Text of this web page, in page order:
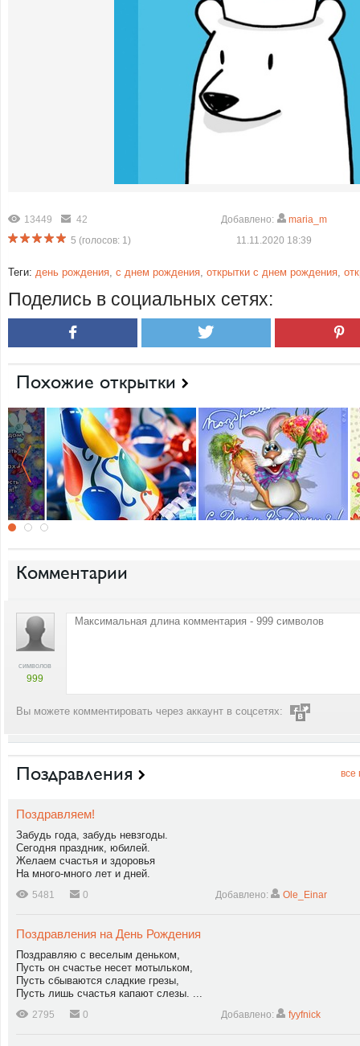
13449
42
5 (голосов: 1)
Добавлено:
maria_m
11.11.2020 18:39
Теги: день рождения, с днем рождения, открытки с днем рождения,
Поделись в социальных сетях:
Похожие открытки
Комментарии
символов
999
Вы можете комментировать через аккаунт в соцсетях:
Поздравления все
Поздравляем!
Забудь года, забудь невзгоды.
Сегодня праздник, юбилей.
Желаем счастья и здоровья
На много-много лет и дней.
5481 0 Добавлено: Ole_Einar
Поздравления на День Рождения
Поздравляю с веселым деньком,
Пусть он счастье несет мотыльком,
Пусть сбываются сладкие грезы,
Пусть лишь счастья капают слезы. ...
2795 0 Добавлено: fyyfnick